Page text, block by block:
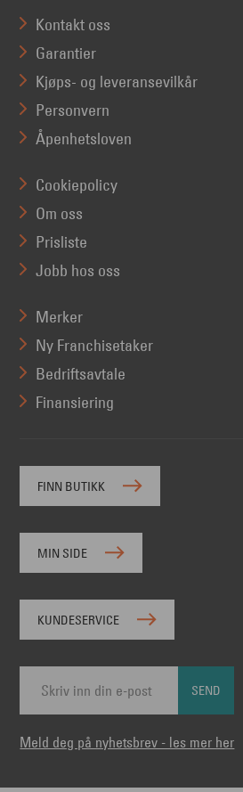
Kontakt oss
Garantier
Kjøps- og leveransevilkår
Personvern
Åpenhetsloven
Cookiepolicy
Om oss
Prisliste
Jobb hos oss
Merker
Ny Franchisetaker
Bedriftsavtale
Finansiering
FINN BUTIKK
MIN SIDE
KUNDESERVICE
SEND
Meld deg på nyhetsbrev - les mer her